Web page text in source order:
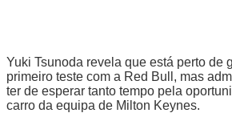
Yuki Tsunoda revela que está perto de
primeiro teste com a Red Bull, mas
ter de esperar tanto tempo pela
carro da equipa de Milton Keynes.